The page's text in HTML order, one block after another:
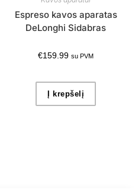
Espreso kavos aparatas
DeLonghi Sidabras
€159.99 su PVM
Į krepšelį